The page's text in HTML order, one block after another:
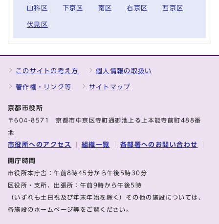
山科区 下京区 南区 右京区 西京区
伏見区
このサイトの考え方 個人情報の取扱い
著作権・リンク等 サイトマップ
京都市役所
〒604-8571 京都市中京区寺町通御池上る上本能寺前町488番
地
市役所へのアクセス 組織一覧 各部署へのお問い合わせ
開庁時間
市役所本庁舎：午前8時45分から午後5時30分
区役所・支所、出張所：午前9時から午後5時
（いずれも土日祝及び年末年始を除く）その他の施設については、
各施設のホームページ等をご覧ください。